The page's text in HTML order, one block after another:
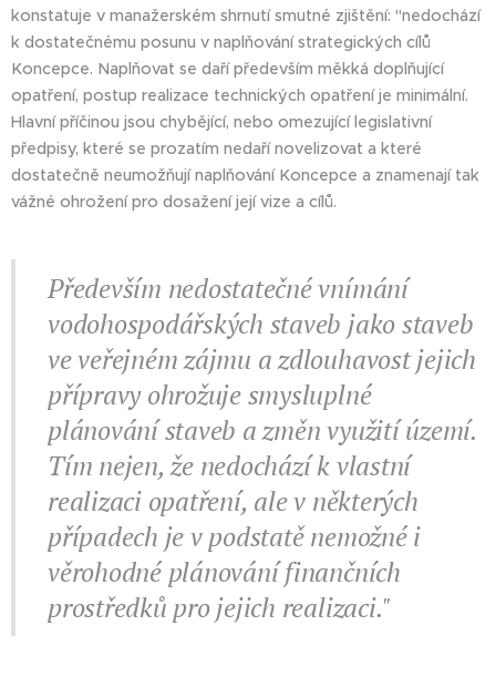
konstatuje v manažerském shrnutí smutné zjištění: "nedochází
k dostatečnému posunu v naplňování strategických cílů
Koncepce. Naplňovat se daří především měkká doplňující
opatření, postup realizace technických opatření je minimální.
Hlavní příčinou jsou chybějící, nebo omezující legislativní
předpisy, které se prozatím nedaří novelizovat a které
dostatečně neumožňují naplňování Koncepce a znamenají tak
vážné ohrožení pro dosažení její vize a cílů.
Především nedostatečné vnímání
vodohospodářských staveb jako staveb
ve veřejném zájmu a zdlouhavost jejich
přípravy ohrožuje smysluplné
plánování staveb a změn využití území.
Tím nejen, že nedochází k vlastní
realizaci opatření, ale v některých
případech je v podstatě nemožné i
věrohodné plánování finančních
prostředků pro jejich realizaci."